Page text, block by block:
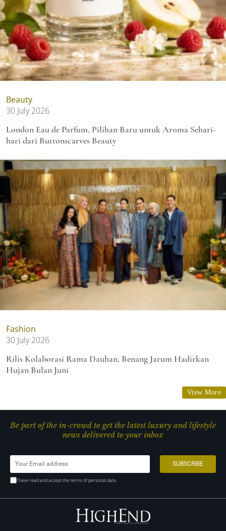
Beauty
30 July 2026
London Eau de Parfum, Pilihan Baru untuk Aroma Sehari-
hari dari Buttonscarves Beauty
Fashion
30 July 2026
Rilis Kolaborasi Rama Dauhan, Benang Jarum Hadirkan
Hujan Bulan Juni
View More
Be part of the in-crowd to get the latest luxury and lifestyle
news delivered to your inbox
I have read and accept the terms of personal data